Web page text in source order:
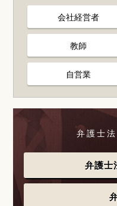
会社経営者
教師
自営業
弁護士
弁護士